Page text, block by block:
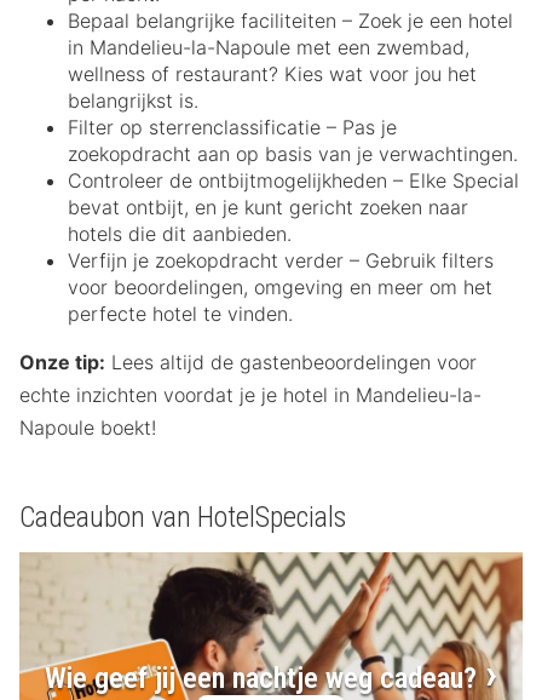
Bepaal belangrijke faciliteiten – Zoek je een hotel
in Mandelieu-la-Napoule met een zwembad,
wellness of restaurant? Kies wat voor jou het
belangrijkst is.
Filter op sterrenclassificatie – Pas je
zoekopdracht aan op basis van je verwachtingen.
Controleer de ontbijtmogelijkheden – Elke Special
bevat ontbijt, en je kunt gericht zoeken naar
hotels die dit aanbieden.
Verfijn je zoekopdracht verder – Gebruik filters
voor beoordelingen, omgeving en meer om het
perfecte hotel te vinden.
Onze tip: Lees altijd de gastenbeoordelingen voor
echte inzichten voordat je je hotel in Mandelieu-la-
Napoule boekt!
Cadeaubon van HotelSpecials
Wie geef jij een nachtje weg cadeau?